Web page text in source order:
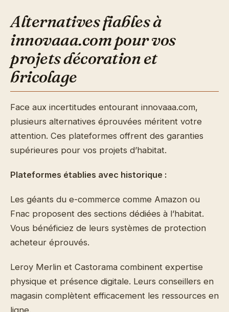
Alternatives fiables à
innovaaa.com pour vos
projets décoration et
bricolage
Face aux incertitudes entourant innovaaa.com,
plusieurs alternatives éprouvées méritent votre
attention. Ces plateformes offrent des garanties
supérieures pour vos projets d’habitat.
Plateformes établies avec historique :
Les géants du e-commerce comme Amazon ou
Fnac proposent des sections dédiées à l’habitat.
Vous bénéficiez de leurs systèmes de protection
acheteur éprouvés.
Leroy Merlin et Castorama combinent expertise
physique et présence digitale. Leurs conseillers en
magasin complètent efficacement les ressources en
ligne.